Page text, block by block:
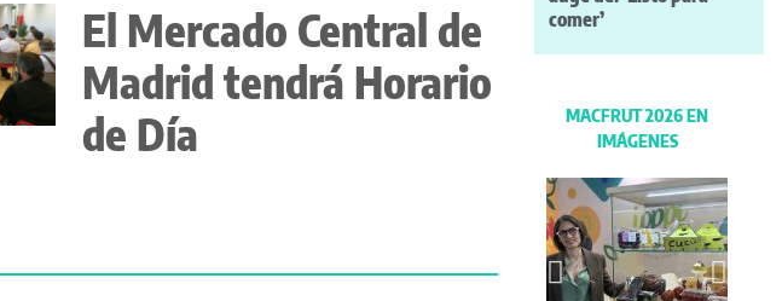
El Mercado Central de
Madrid tendrá Horario
de Día
comer’
MACFRUT 2026 EN
IMÁGENES